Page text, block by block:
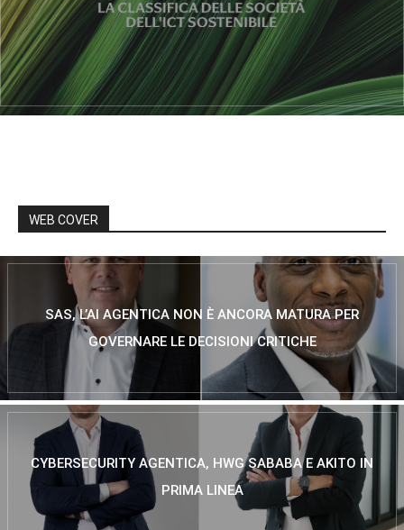
WEB COVER
SAS, L’AI AGENTICA NON È ANCORA MATURA PER
GOVERNARE LE DECISIONI CRITICHE
CYBERSECURITY AGENTICA, HWG SABABA E AKITO IN
PRIMA LINEA